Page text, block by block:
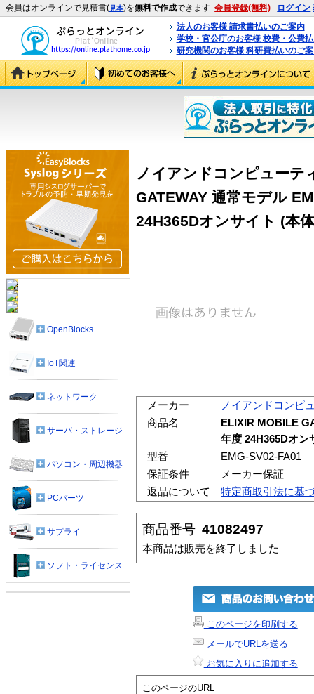
会員はオンラインで見積書(見本)を無料で作成できます 会員登録(無料) ログイン
法人のお客様 請求書払いのご案内
学校・官公庁のお客様 校費・公費
研究機関のお客様 科研費払いのご
ノイアンドコンピューテ
GATEWAY 通常モデル
24H365Dオンサイト (本
メーカー
ノイアンドコンピ
商品名
ELIXIR MOBILE
年度 24H365Dオン
型番
EMG-SV02-FA01
保証条件
メーカー保証
返品について
特定商取引法に基
商品番号 41082497
本商品は販売を終了しました
このページを印刷する
メールでURLを送る
お気に入りに追加する
このページのURL
OpenBlocks
IoT関連
ネットワーク
サーバ・ストレージ
パソコン・周辺機器
PCパーツ
サプライ
ソフト・ライセンス